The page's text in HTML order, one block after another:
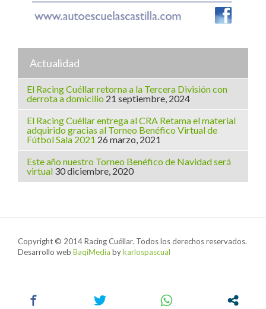
Actualidad
El Racing Cuéllar retorna a la Tercera División con
derrota a domicilio 21 septiembre, 2024
El Racing Cuéllar entrega al CRA Retama el material
adquirido gracias al Torneo Benéfico Virtual de
Fútbol Sala 2021 26 marzo, 2021
Este año nuestro Torneo Benéfico de Navidad será
virtual 30 diciembre, 2020
Copyright © 2014 Racing Cuéllar. Todos los derechos reservados.
Desarrollo web BaqiMedia bykarlospascual